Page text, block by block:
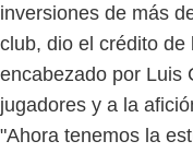
inversiones de más
club, dio el crédito de
encabezado por Luis
jugadores y a la
"Ahora tenemos la